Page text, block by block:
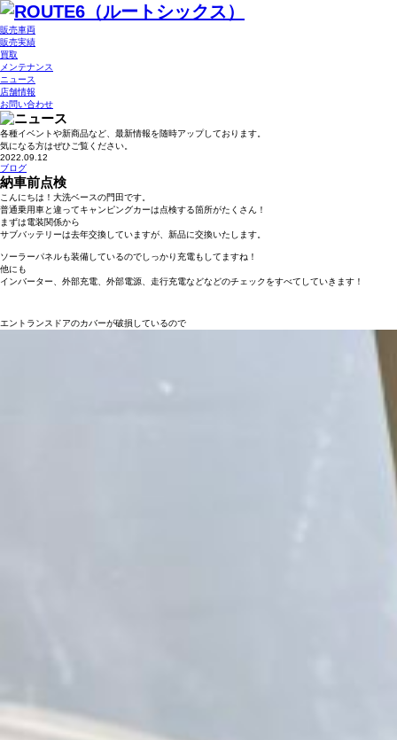
販売車両
販売実績
買取
メンテナンス
ニュース
店舗情報
お問い合わせ
各種イベントや新商品など、最新情報を随時アップしております。
気になる方はぜひご覧ください。
2022.09.12
ブログ
納車前点検
こんにちは！大洗ベースの門田です。
普通乗用車と違ってキャンピングカーは点検する箇所がたくさん！
まずは電装関係から
サブバッテリーは去年交換していますが、新品に交換いたします。
ソーラーパネルも装備しているのでしっかり充電もしてますね！
他にも
インバーター、外部充電、外部電源、走行充電などなどのチェックをすべてしていきます！
エントランスドアのカバーが破損しているので